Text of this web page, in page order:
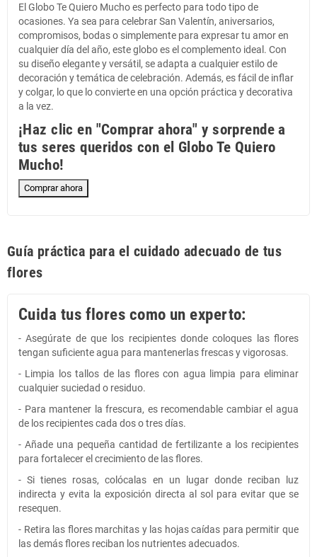
El Globo Te Quiero Mucho es perfecto para todo tipo de
ocasiones. Ya sea para celebrar San Valentín, aniversarios,
compromisos, bodas o simplemente para expresar tu amor en
cualquier día del año, este globo es el complemento ideal. Con
su diseño elegante y versátil, se adapta a cualquier estilo de
decoración y temática de celebración. Además, es fácil de inflar
y colgar, lo que lo convierte en una opción práctica y decorativa
a la vez.
¡Haz clic en "Comprar ahora" y sorprende a
tus seres queridos con el Globo Te Quiero
Mucho!
Comprar ahora
Guía práctica para el cuidado adecuado de tus
flores
Cuida tus flores como un experto:
- Asegúrate de que los recipientes donde coloques las flores
tengan suficiente agua para mantenerlas frescas y vigorosas.
- Limpia los tallos de las flores con agua limpia para eliminar
cualquier suciedad o residuo.
- Para mantener la frescura, es recomendable cambiar el agua
de los recipientes cada dos o tres días.
- Añade una pequeña cantidad de fertilizante a los recipientes
para fortalecer el crecimiento de las flores.
- Si tienes rosas, colócalas en un lugar donde reciban luz
indirecta y evita la exposición directa al sol para evitar que se
resequen.
- Retira las flores marchitas y las hojas caídas para permitir que
las demás flores reciban los nutrientes adecuados.